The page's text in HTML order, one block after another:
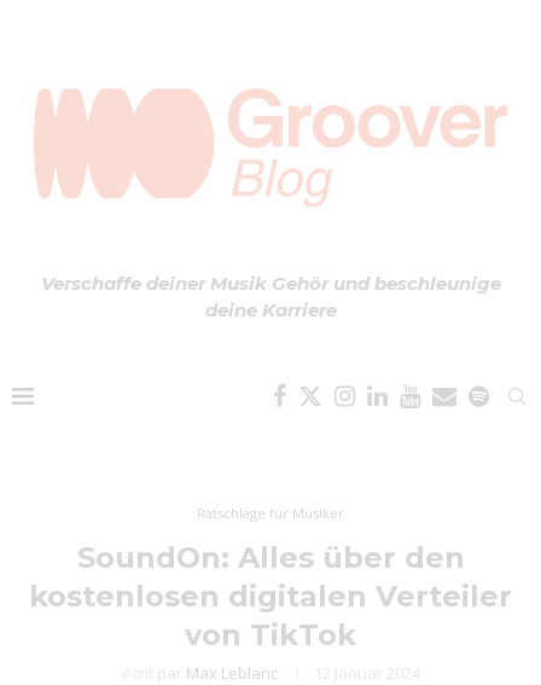
Verschaffe deiner Musik Gehör und beschleunige
deine Karriere
Ratschläge für Musiker
SoundOn: Alles über den
kostenlosen digitalen Verteiler
von TikTok
écrit par Max Leblanc 12 Januar 2024